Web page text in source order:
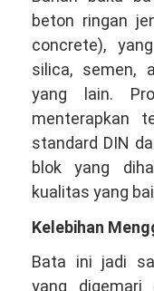
beton ringan
concrete),
silica, semen,
yang lain.
menterapkan
standard DIN
blok yang
kualitas yang
Kelebihan
Bata ini jadi
yang digemari